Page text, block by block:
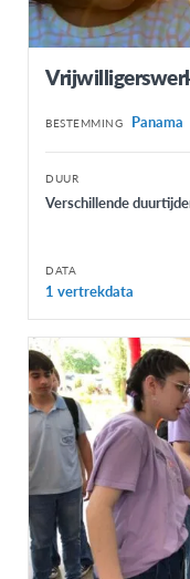
BESTEMMING Panama
DUUR
Verschillende
DATA
1 vertrekdata